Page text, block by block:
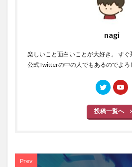
nagi
楽しいこと面白いことが大好き。 す
公式Twitterの中の人でもあるのでよろ
投稿一覧へ
Prev